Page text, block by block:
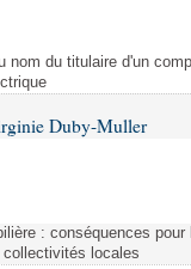
nom du titulaire d'un
Duby-Muller
: conséquences
locales